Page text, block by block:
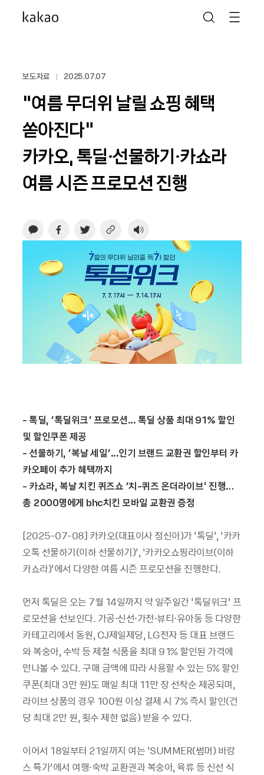
보도자료 2025.07.07
“여름 무더위 날릴 쇼핑 혜택
쏟아진다”
카카오, 톡딜·선물하기·카쇼라
여름 시즌 프로모션 진행
- 톡딜, ‘톡딜위크’ 프로모션... 톡딜 상품 최대 91% 할인
및 할인쿠폰 제공
- 선물하기, ‘복날 세일’...인기 브랜드 교환권 할인부터 카
카오페이 추가 혜택까지
- 카쇼라, 복날 치킨 퀴즈쇼 ‘치-퀴즈 온더라이브’ 진행…
총 2000명에게 bhc치킨 모바일 교환권 증정
[2025-07-08] 카카오(대표이사 정신아)가 ‘톡딜’, ‘카카
오톡 선물하기(이하 선물하기)’, ‘카카오쇼핑라이브(이하
카쇼라)’에서 다양한 여름 시즌 프로모션을 진행한다.
먼저 톡딜은 오는 7월 14일까지 약 일주일간 ‘톡딜위크’ 프
로모션을 선보인다. 가공·신선·가전·뷰티·유아동 등 다양한
카테고리에서 동원, CJ제일제당, LG전자 등 대표 브랜드
와 복숭아, 수박 등 제철 식품을 최대 91% 할인된 가격에
만나볼 수 있다. 구매 금액에 따라 사용할 수 있는 5% 할인
쿠폰(최대 3만 원)도 매일 최대 11만 장 선착순 제공되며,
라이브 상품의 경우 100원 이상 결제 시 7% 즉시 할인(건
당 최대 2만 원, 횟수 제한 없음) 받을 수 있다.
이어서 18일부터 21일까지 여는 ‘SUMMER(썸머) 바캉
스 특가’에서 여행·숙박 교환권과 복숭아, 육류 등 신선 식